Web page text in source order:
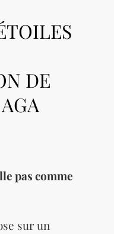
DE
pas comme
sur un